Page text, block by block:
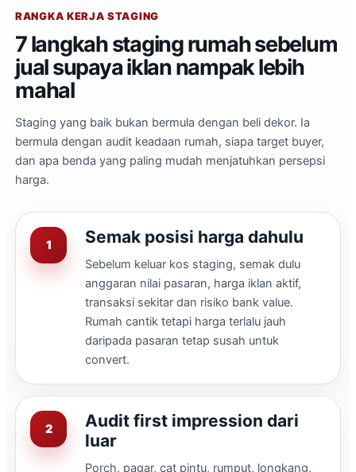
RANGKA KERJA STAGING
7 langkah staging rumah sebelum
jual supaya iklan nampak lebih
mahal
Staging yang baik bukan bermula dengan beli dekor. Ia
bermula dengan audit keadaan rumah, siapa target buyer,
dan apa benda yang paling mudah menjatuhkan persepsi
harga.
Semak posisi harga dahulu
Sebelum keluar kos staging, semak dulu
anggaran nilai pasaran, harga iklan aktif,
transaksi sekitar dan risiko bank value.
Rumah cantik tetapi harga terlalu jauh
daripada pasaran tetap susah untuk
convert.
Audit first impression dari
luar
Porch, pagar, cat pintu, rumput, longkang,